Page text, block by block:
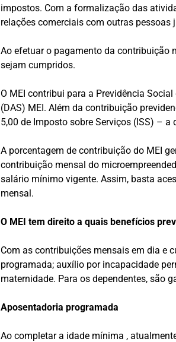
impostos. Com a formalização das
relações comerciais com outras pessoas
Ao efetuar o pagamento da contribuição
sejam cumpridos.
O MEI contribui para a Previdência
(DAS) MEI. Além da contribuição
5,00 de Imposto sobre Serviços (ISS) –
A porcentagem de contribuição do MEI
contribuição mensal do
salário mínimo vigente. Assim, basta
mensal.
O MEI tem direito a quais benefícios
Com as contribuições mensais em dia e
programada; auxílio por incapacidade
maternidade. Para os dependentes, são
Aposentadoria programada
Ao completar a idade mínima ,